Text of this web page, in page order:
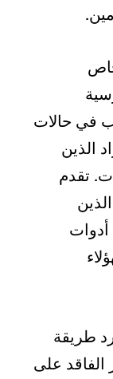
في حالات
الذين
تقدم
أدوات
طريقة
الفاقد على